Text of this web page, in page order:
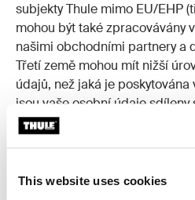
This website uses cookies
subjekty Thule mimo EU/EHP
mohou být také zpracovávány
našimi obchodními partnery a
Třetí země mohou mít nižší
údajů, než jaká je poskytována
jsou vaše osobní údaje sdíleny
EU/EHP, používáme
osobních údajů. Standardní